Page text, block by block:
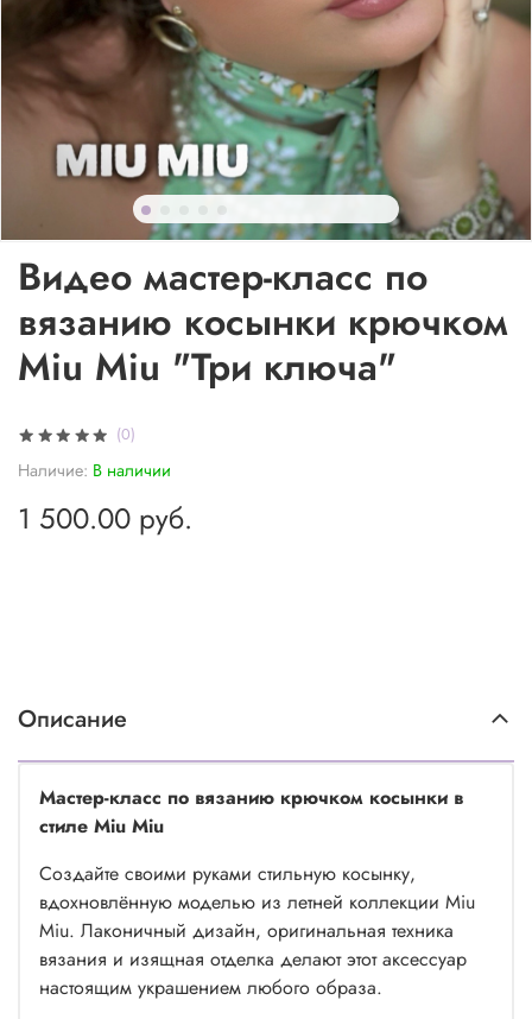
(0)
Наличие: В наличии
Видео мастер-класс по
вязанию косынки крючком
Miu Miu "Три ключа"
1 500.00 руб.
Описание
Мастер-класс по вязанию крючком косынки в
стиле Miu Miu
Создайте своими руками стильную косынку,
вдохновлённую моделью из летней коллекции Miu
Miu. Лаконичный дизайн, оригинальная техника
вязания и изящная отделка делают этот аксессуар
настоящим украшением любого образа.